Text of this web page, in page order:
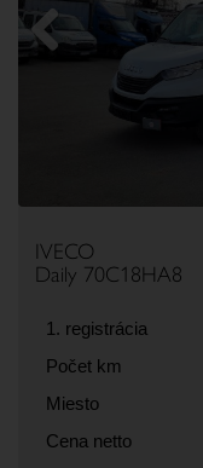
IVECO
Daily 70C18HA8
1. registrácia
Počet km
Miesto
Cena netto